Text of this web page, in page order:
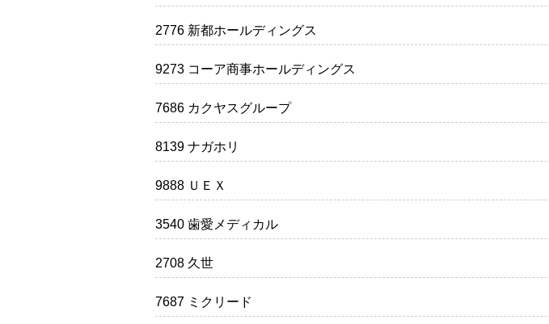
2776 新都ホールディングス
9273 コーア商事ホールディングス
7686 カクヤスグループ
8139 ナガホリ
9888 ＵＥＸ
3540 歯愛メディカル
2708 久世
7687 ミクリード